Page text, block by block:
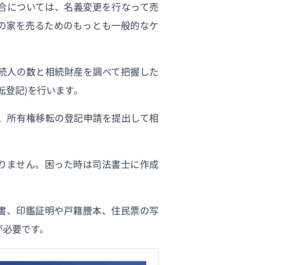
については、名義変更を行なって売
家を売るためのもっとも一般的なケ
人の数と相続財産を調べて把握した
記）を行います。
所有権移転の登記申請を提出して相
ません。困った時は司法書士に作成
、印鑑証明や戸籍謄本、住民票の写
要です。